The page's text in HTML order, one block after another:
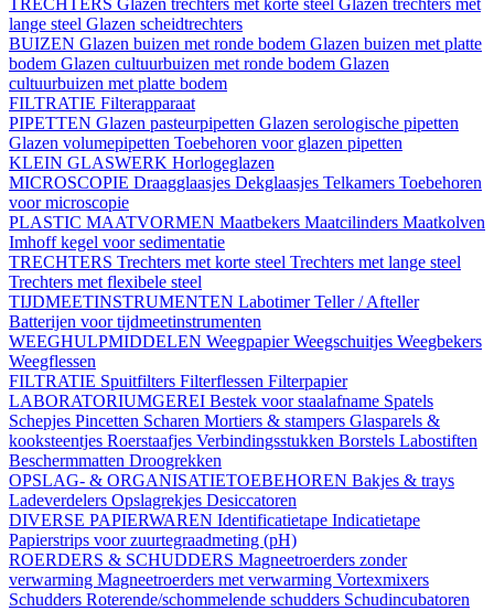
TRECHTERS Glazen trechters met korte steel Glazen trechters met
lange steel Glazen scheidtrechters
BUIZEN Glazen buizen met ronde bodem Glazen buizen met platte
bodem Glazen cultuurbuizen met ronde bodem Glazen
cultuurbuizen met platte bodem
FILTRATIE Filterapparaat
PIPETTEN Glazen pasteurpipetten Glazen serologische pipetten
Glazen volumepipetten Toebehoren voor glazen pipetten
KLEIN GLASWERK Horlogeglazen
MICROSCOPIE Draagglaasjes Dekglaasjes Telkamers Toebehoren
voor microscopie
PLASTIC MAATVORMEN Maatbekers Maatcilinders Maatkolven
Imhoff kegel voor sedimentatie
TRECHTERS Trechters met korte steel Trechters met lange steel
Trechters met flexibele steel
TIJDMEETINSTRUMENTEN LabotimerTeller / Afteller
Batterijen voor tijdmeetinstrumenten
WEEGHULPMIDDELEN WeegpapierWeegschuitjes Weegbekers
Weegflessen
FILTRATIE Spuitfilters Filterflessen Filterpapier
LABORATORIUMGEREI Bestek voor staalafname Spatels
Schepjes Pincetten Scharen Mortiers & stampers Glasparels &
kooksteentjes Roerstaafjes Verbindingsstukken Borstels Labostiften
Beschermmatten Droogrekken
OPSLAG- & ORGANISATIETOEBEHOREN Bakjes & trays
Ladeverdelers Opslagrekjes Desiccatoren
DIVERSE PAPIERWAREN Identificatietape Indicatietape
Papierstrips voor zuurtegraadmeting (pH)
ROERDERS & SCHUDDERS Magneetroerders zonder
verwarming Magneetroerders met verwarming Vortexmixers
Schudders Roterende/schommelende schudders Schudincubatoren